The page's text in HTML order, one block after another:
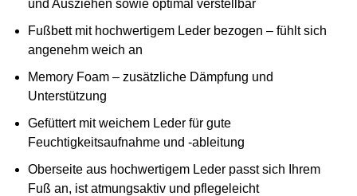
und Ausziehen sowie optimal verstellbar
Fußbett mit hochwertigem Leder bezogen – fühlt sich
angenehm weich an
Memory Foam – zusätzliche Dämpfung und
Unterstützung
Gefüttert mit weichem Leder für gute
Feuchtigkeitsaufnahme und -ableitung
Oberseite aus hochwertigem Leder passt sich Ihrem
Fuß an, ist atmungsaktiv und pflegeleicht